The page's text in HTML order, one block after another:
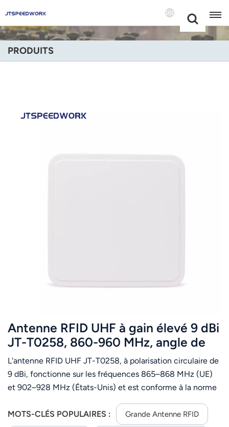
+86 -18681515767
English
Italiano
Ελληνικά
Melayu
Polski
แบบไทย
PRODUITS
Antenne RFID UHF à gain élevé 9 dBi
JT-T0258, 860-960 MHz, angle de
faisceau de 70°, JTSPEEDWORK
L'antenne RFID UHF JT-T0258, à polarisation circulaire de
9 dBi, fonctionne sur les fréquences 865–868 MHz (UE)
et 902–928 MHz (États-Unis) et est conforme à la norme
70°, un ROS ≤ 1,3, une impédance de 50 Ω et un
MOTS-CLÉS POPULAIRES : Grande Antenne RFID